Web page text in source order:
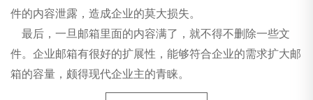
件的内容泄露，造成企业的莫大损失。
最后，一旦邮箱里面的内容满了，就不得不删除一些文
件。企业邮箱有很好的扩展性，能够符合企业的需求扩大邮
箱的容量，颇得现代企业主的青睐。